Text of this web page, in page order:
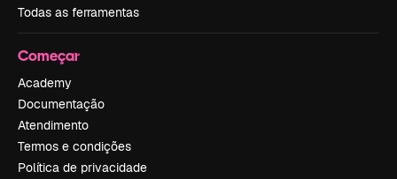
Todas as ferramentas
Começar
Academy
Documentação
Atendimento
Termos e condições
Política de privacidade